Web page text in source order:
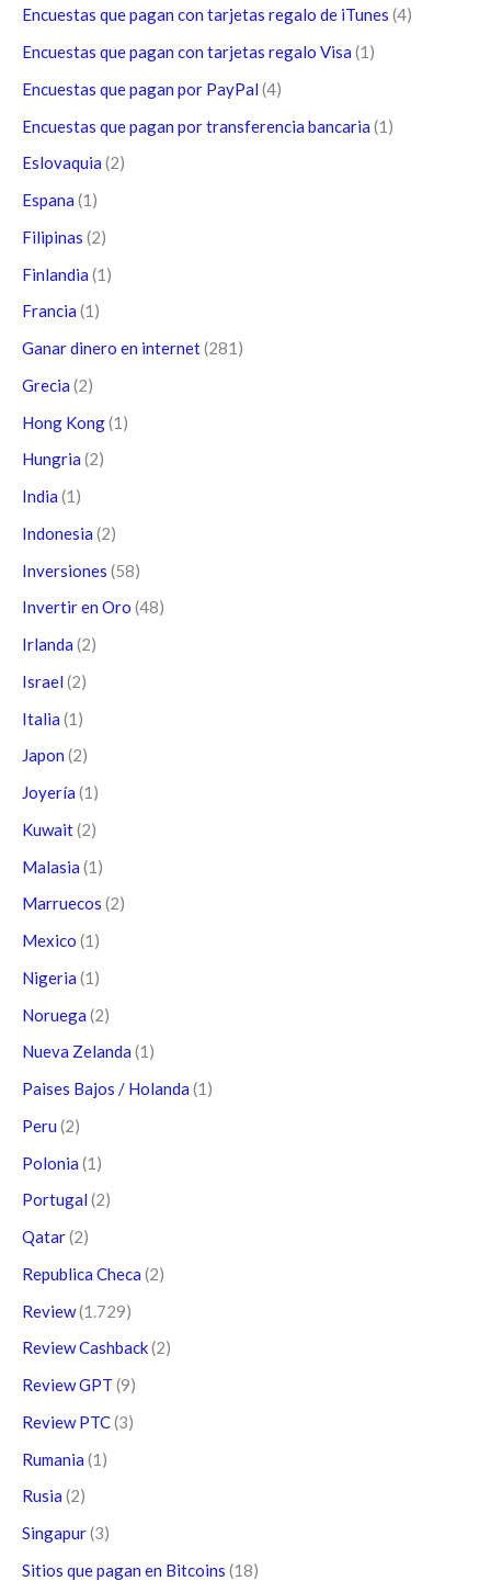
Encuestas que pagan con tarjetas regalo de iTunes (4)
Encuestas que pagan con tarjetas regalo Visa (1)
Encuestas que pagan por PayPal (4)
Encuestas que pagan por transferencia bancaria (1)
Eslovaquia (2)
Espana (1)
Filipinas (2)
Finlandia (1)
Francia (1)
Ganar dinero en internet(281)
Grecia (2)
Hong Kong(1)
Hungria (2)
India (1)
Indonesia (2)
Inversiones (58)
Invertir en Oro (48)
Irlanda (2)
Israel (2)
Italia (1)
Japon (2)
Joyería (1)
Kuwait(2)
Malasia (1)
Marruecos (2)
Mexico (1)
Nigeria (1)
Noruega (2)
Nueva Zelanda (1)
Paises Bajos / Holanda (1)
Peru (2)
Polonia (1)
Portugal (2)
Qatar(2)
Republica Checa (2)
Review(1.729)
Review Cashback(2)
Review GPT (9)
Review PTC(3)
Rumania (1)
Rusia (2)
Singapur(3)
Sitios que pagan en Bitcoins (18)